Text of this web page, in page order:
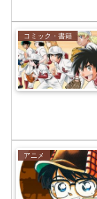
コミック・書籍
アニメ